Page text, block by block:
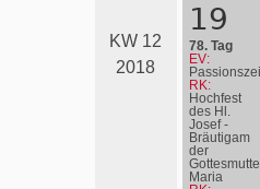
KW 12
2018
19
78. Tag
EV:
RK:
Hochfest
des Hl.
Josef -
Bräutigam
der
Maria